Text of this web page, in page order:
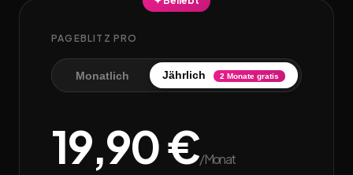
PAGEBLITZ PRO
Monatlich Jährlich 2 Monate gratis
19,90 €/Monat